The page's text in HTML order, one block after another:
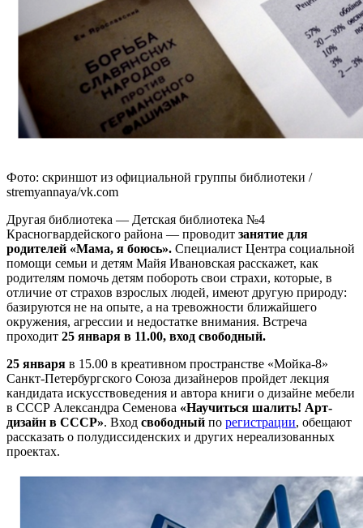
Фото: скриншот из официальной группы библиотеки /
stremyannaya/vk.com
Другая библиотека — Детская библиотека №4
Красногвардейского района — проводит занятие для
родителей «Мама, я боюсь». Специалист Центра социальной
помощи семьи и детям Майя Ивановская расскажет, как
родителям помочь детям побороть свои страхи, которые, в
отличие от страхов взрослых людей, имеют другую природу:
базируются не на опыте, а на тревожности ближайшего
окружения, агрессии и недостатке внимания. Встреча
проходит 25 января в 11.00, вход свободный.
25 января в 15.00 в креативном пространстве «Мойка-8»
Санкт-Петербургского Союза дизайнеров пройдет лекция
кандидата искусствоведения и автора книги о дизайне мебели
в СССР Александра Семенова «Научиться шалить! Арт-
дизайн в СССР». Вход свободный по регистрации, обещают
рассказать о полудиссиденских и других нереализованных
проектах.